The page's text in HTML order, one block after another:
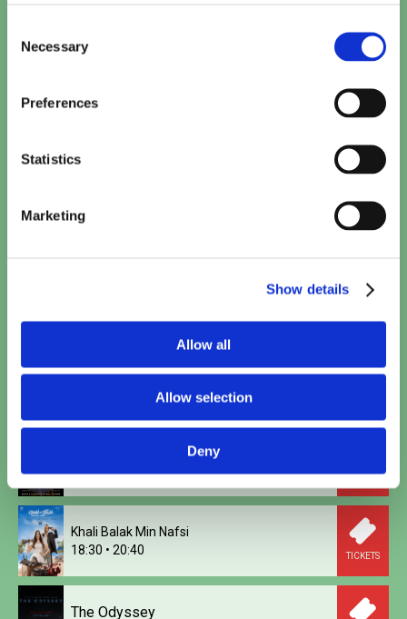
Selection
Necessary
Preferences
Statistics
Marketing
Show details
Allow all
Allow selection
Deny
Kattenkwaad in Egypte
TICKETS
Toy Story 5 (2D NL)
Spider-Man: Brand New Day
TICKETS
Khali Balak Min Nafsi
18:30 • 20:40 TICKETS
The Odyssey